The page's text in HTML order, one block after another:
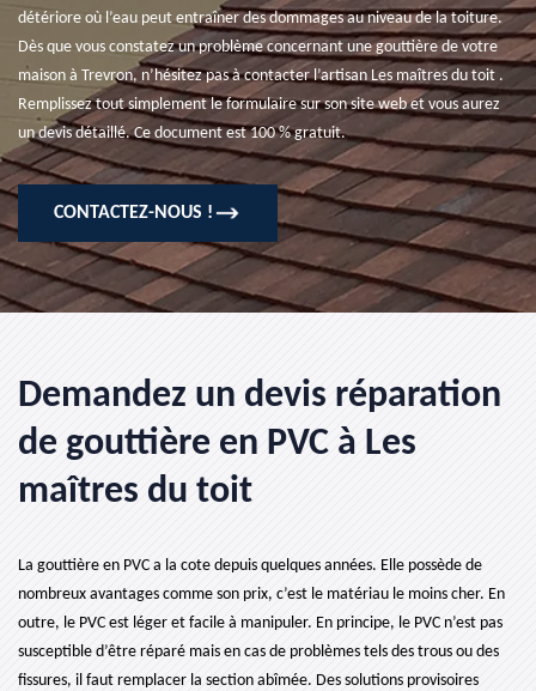
détériore où l’eau peut entraîner des dommages au niveau de la toiture.
Dès que vous constatez un problème concernant une gouttière de votre
maison à Trevron, n’hésitez pas à contacter l’artisan Les maîtres du toit .
Remplissez tout simplement le formulaire sur son site web et vous aurez
un devis détaillé. Ce document est 100 % gratuit.
CONTACTEZ-NOUS !
Demandez un devis réparation
de gouttière en PVC à Les
maîtres du toit
La gouttière en PVC a la cote depuis quelques années. Elle possède de
nombreux avantages comme son prix, c’est le matériau le moins cher. En
outre, le PVC est léger et facile à manipuler. En principe, le PVC n’est pas
susceptible d’être réparé mais en cas de problèmes tels des trous ou des
fissures, il faut remplacer la section abîmée. Des solutions provisoires